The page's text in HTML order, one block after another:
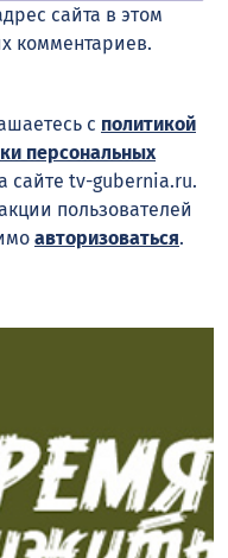
сайта в этом
комментариев.
с политикой
персональных
сайте tv-gubernia.ru.
пользователей
авторизоваться.